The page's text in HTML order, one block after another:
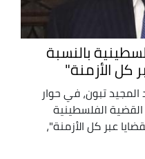
بالنسبة
كل الأزمنة"
تبون، في حوار
الفلسطينية
عبر كل الأزمنة"،